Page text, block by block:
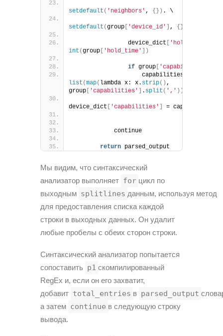
setdefault ( 'neighbors' , {}) . \
setdefault (group [ 'device_id' ] , {})
                device_dict
[ 'hold_time'
int (group [ 'hold_time' ])
if group [ 'capabilities'
list (map( lambda x: x. strip() ,
group [ 'capabilities' ] . split ( ',' )))
device_dict [ 'capabilities' ] = capabilities
            continue
return parsed_output
Мы видим, что синтаксический
анализатор выполняет for цикл по
выходным splitlines данным, используя метод
для предоставления списка каждой
строки в выходных данных. Он удалит
любые пробелы с обеих сторон строки.
Синтаксический анализатор попытается
сопоставить p1 скомпилированный
RegEx и, если он его захватит,
добавит total_entries в parsed_output
а затем continue в следующую строку
вывода.